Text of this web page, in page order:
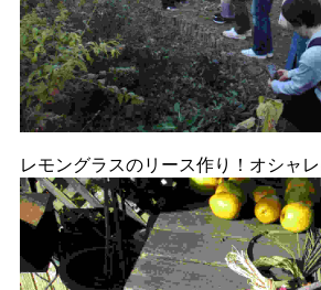
レモングラスのリース作り！オシャレ